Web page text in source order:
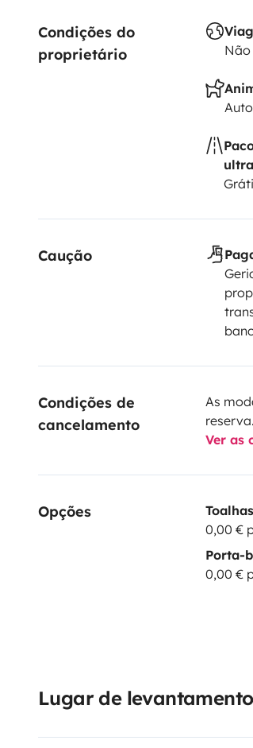
Condições do
proprietário
Caução
Condições de
cancelamento
As
reserva.
Ver as
Opções
0,00 €
Porta-
0,00 €
Lugar de